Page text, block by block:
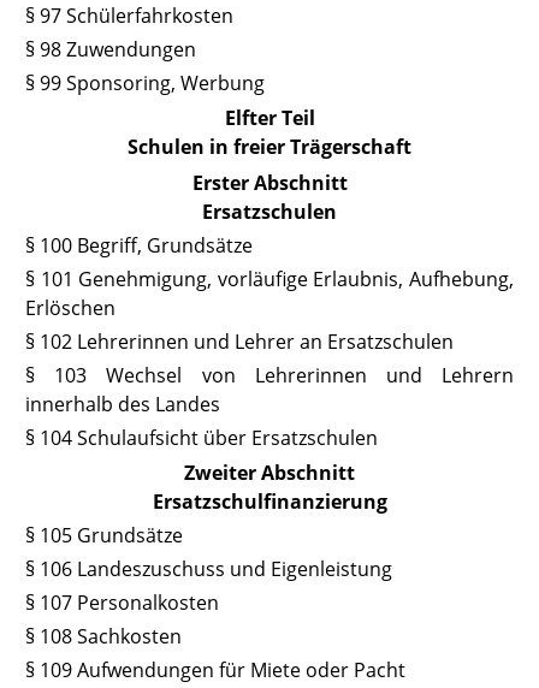
§ 97 Schülerfahrkosten
§ 98 Zuwendungen
§ 99 Sponsoring, Werbung
Elfter Teil
Schulen in freier Trägerschaft
Erster Abschnitt
Ersatzschulen
§ 100 Begriff, Grundsätze
§ 101 Genehmigung, vorläufige Erlaubnis, Aufhebung,
Erlöschen
§ 102 Lehrerinnen und Lehrer an Ersatzschulen
§ 103 Wechsel von Lehrerinnen und Lehrern
innerhalb des Landes
§ 104 Schulaufsicht über Ersatzschulen
Zweiter Abschnitt
Ersatzschulfinanzierung
§ 105 Grundsätze
§ 106 Landeszuschuss und Eigenleistung
§ 107 Personalkosten
§ 108 Sachkosten
§ 109 Aufwendungen für Miete oder Pacht